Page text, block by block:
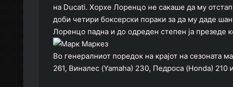
на Ducati. Хорхе Лоренцо не сакаше да му
доби четири боксерски пораки за да му даде
Лоренцо падна и до одреден степен ја презеде
Во генералниот поредок на крајот на сезоната
261, Виналес (Yamaha) 230, Педроса (Honda) 210